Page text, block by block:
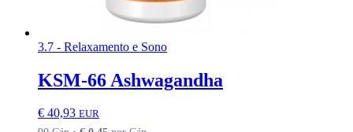
3.7 - Relaxamento e Sono
KSM-66 Ashwagandha
€ 40,93 EUR